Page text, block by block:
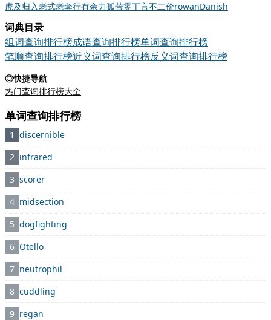
虎及归入老式老套行有余力孤苦零丁言不二价rowanDanish
词典目录
组词查询排行榜成语查询排行榜单词查询排行榜
笔顺查询排行榜近义词查询排行榜反义词查询排行榜
◎快捷导航
热门查询排行榜大全
单词查询排行榜
1 discernible
2 infrared
3 scorer
4 midsection
5 dogfighting
6 Otello
7 neutrophil
8 cuddling
9 regan